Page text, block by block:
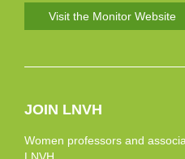
Visit the Monitor Website
JOIN LNVH
Women professors and